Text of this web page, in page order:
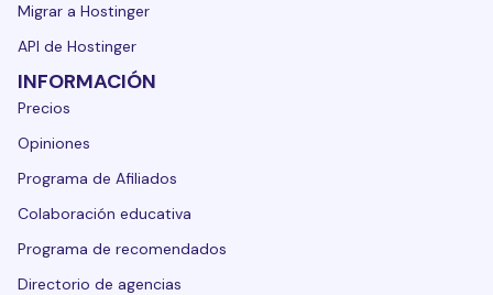
Migrar a Hostinger
API de Hostinger
INFORMACIÓN
Precios
Opiniones
Programa de Afiliados
Colaboración educativa
Programa de recomendados
Directorio de agencias